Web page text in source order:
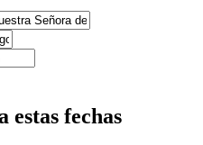
estas fechas